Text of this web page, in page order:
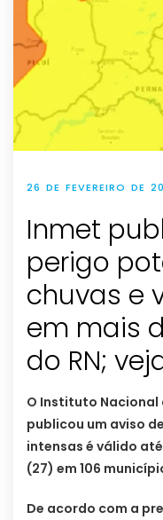
26 DE FEVEREIRO DE
Inmet
perigo
chuvas e
em mais
do RN;
O Instituto
publicou um aviso
intensas é válido
(27) em 106
De acordo com a